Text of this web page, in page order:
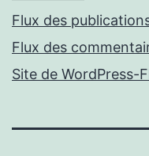
Flux des
Flux des
Site de WordPress-